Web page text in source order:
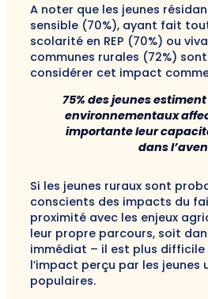
A noter que les jeunes
sensible (70%), ayant fait
scolarité en REP (70%) ou
communes rurales (72%)
considérer cet impact
75% des jeunes
environnementaux
importante leur
dans
Si les jeunes ruraux sont
conscients des impacts du
proximité avec les enjeux
leur propre parcours, soit
immédiat – il est plus difficile
l’impact perçu par les jeunes
populaires.